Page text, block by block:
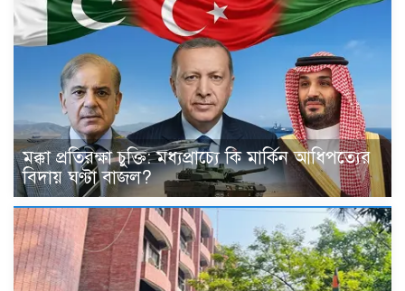
মক্কা প্রতিরক্ষা চুক্তি: মধ্যপ্রাচ্যে কি মার্কিন আধিপত্যের
বিদায় ঘণ্টা বাজল?